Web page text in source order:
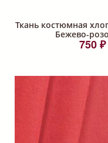
Ткань костюмная
Бежево-
750 ₽